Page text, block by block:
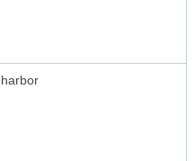
harbor